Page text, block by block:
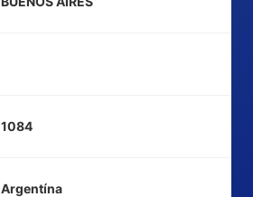
1084
Argentína